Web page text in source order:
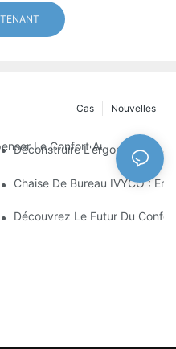
Nouvelles
Cas
Le Confort Au Bureau
Déconstruire L'ergonomie : La
Optimal Grâce À Une
Chaise De Bureau IVYCO :
Le Confort Au Travail
Découvrez Le Futur Du